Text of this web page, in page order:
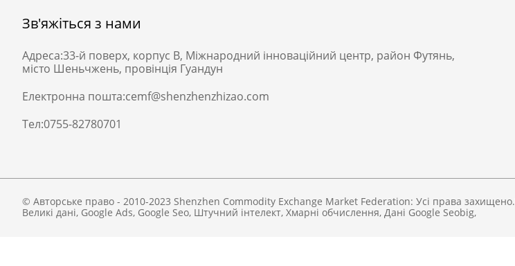
Зв'яжіться з нами
Адреса:33-й поверх, корпус B, Міжнародний інноваційний центр, район Футянь,
місто Шеньчжень, провінція Гуандун
Електронна пошта:cemf@shenzhenzhizao.com
Тел:0755-82780701
© Авторське право - 2010-2023 Shenzhen Commodity Exchange Market Federation: Усі права захищено.
Великі дані, Google Ads, Google Seo, Штучний інтелект, Хмарні обчислення, Дані Google Seobig,